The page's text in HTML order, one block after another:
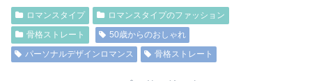
ロマンスタイプ
ロマンスタイプのファッション
骨格ストレート
50歳からのおしゃれ
パーソナルデザインロマンス
骨格ストレート